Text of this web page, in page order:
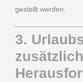
gestellt werden.
3.